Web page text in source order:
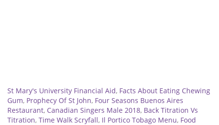
St Mary's University Financial Aid, Facts About Eating Chewing
Gum, Prophecy Of St John, Four Seasons Buenos Aires
Restaurant, Canadian Singers Male 2018, Back Titration Vs
Titration, Time Walk Scryfall, Il Portico Tobago Menu, Food